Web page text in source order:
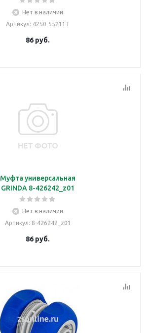
Нет в наличии
Артикул: 4250-55211T
86 руб.
Муфта универсальная
GRINDA 8-426242_z01
Нет в наличии
Артикул: 8-426242_z01
86 руб.